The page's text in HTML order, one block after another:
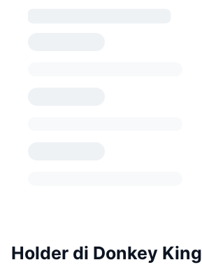
Holder di Donkey King